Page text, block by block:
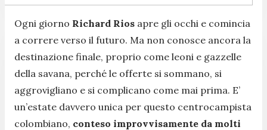
Ogni giorno Richard Rios apre gli occhi e comincia
a correre verso il futuro. Ma non conosce ancora la
destinazione finale, proprio come leoni e gazzelle
della savana, perché le offerte si sommano, si
aggrovigliano e si complicano come mai prima. E’
un’estate davvero unica per questo centrocampista
colombiano, conteso improvvisamente da molti